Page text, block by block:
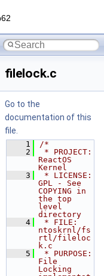
filelock.c
Go to the
documentation of this
file.
    1
/*
    2
* PROJECT:
ReactOS
Kernel
    3
* LICENSE:
GPL - See
COPYING in
the top
level
directory
    4
* FILE:
ntoskrnl/fs
rtl/fileloc
k.c
    5
* PURPOSE:
File
Locking